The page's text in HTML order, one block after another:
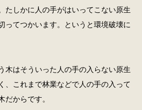
たしかに人の手がはいってこない原生
ってつかいます。というと環境破壊に
木はそういった人の手の入らない原生
、これまで林業などで人の手の入って
だからです。